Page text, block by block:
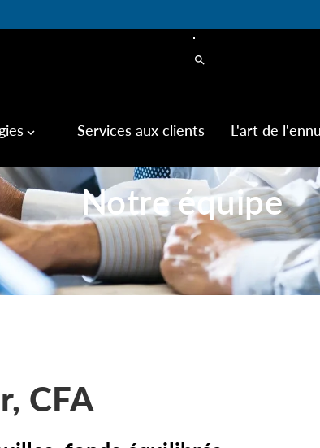
search
keyboard_arrow_down Services aux clients L'art de
Notre équipe
CFA